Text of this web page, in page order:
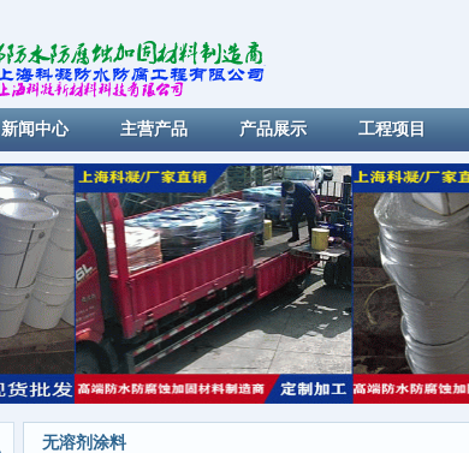
新闻中心 主营产品 产品展示 工程项目
无溶剂涂料